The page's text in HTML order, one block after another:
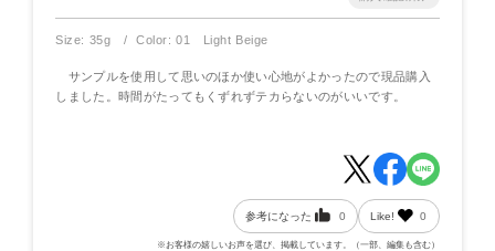
Size: 35g Color: 01 Light Beige
サンプルを使用して思いのほか使い心地がよかったので現品購入
しました。時間がたってもくずれずテカらないのがいいです。
参考になった 0 Like! 0
※お客様の嬉しいお声を選び、掲載しています。（一部、編集も含む）